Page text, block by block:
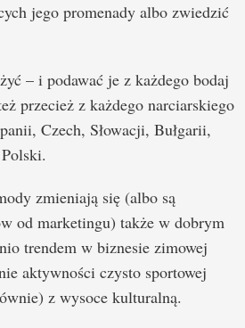
jego promenady albo zwiedzić
– i podawać je z każdego bodaj
przecież z każdego narciarskiego
Czech, Słowacji, Bułgarii,
zmieniają się (albo są
od marketingu) także w dobrym
trendem w biznesie zimowej
aktywności czysto sportowej
z wysoce kulturalną.